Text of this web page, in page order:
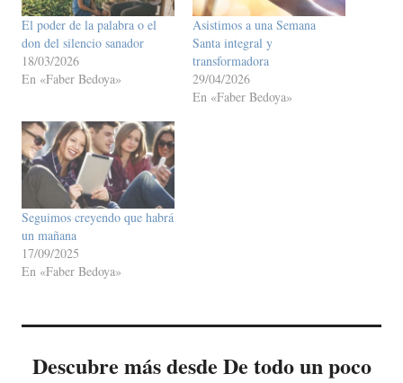
El poder de la palabra o el
don del silencio sanador
18/03/2026
En «Faber Bedoya»
Asistimos a una Semana
Santa integral y
transformadora
29/04/2026
En «Faber Bedoya»
Seguimos creyendo que habrá
un mañana
17/09/2025
En «Faber Bedoya»
Descubre más desde De todo un poco